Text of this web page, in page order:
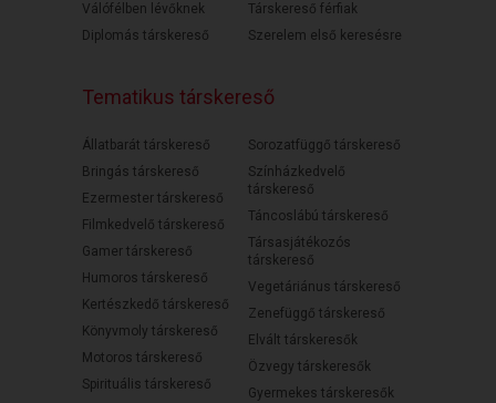
Válófélben lévőknek
Diplomás társkereső
Társkereső férfiak
Szerelem első keresésre
Tematikus társkereső
Állatbarát társkereső
Bringás társkereső
Ezermester társkereső
Filmkedvelő társkereső
Gamer társkereső
Humoros társkereső
Kertészkedő társkereső
Könyvmoly társkereső
Motoros társkereső
Spirituális társkereső
Sorozatfüggő társkereső
Színházkedvelő
társkereső
Táncoslábú társkereső
Társasjátékozós
társkereső
Vegetáriánus társkereső
Zenefüggő társkereső
Elvált társkeresők
Özvegy társkeresők
Gyermekes társkeresők